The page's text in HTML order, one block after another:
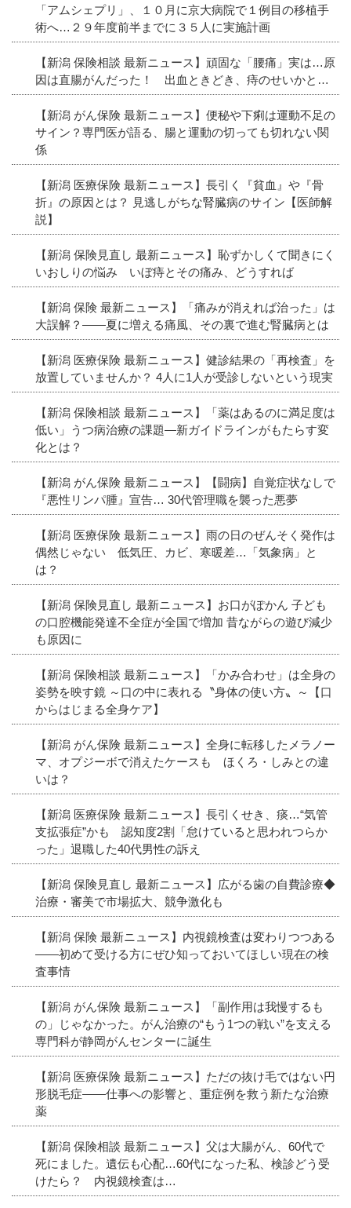
「アムシェプリ」、１０月に京大病院で１例目の移植手
術へ…２９年度前半までに３５人に実施計画
【新潟 保険相談 最新ニュース】頑固な「腰痛」実は…原
因は直腸がんだった！ 出血ときどき、痔のせいかと…
【新潟 がん保険 最新ニュース】便秘や下痢は運動不足の
サイン？専門医が語る、腸と運動の切っても切れない関
係
【新潟 医療保険 最新ニュース】長引く『貧血』や『骨
折』の原因とは？ 見逃しがちな腎臓病のサイン【医師解
説】
【新潟 保険見直し 最新ニュース】恥ずかしくて聞きにく
いおしりの悩み いぼ痔とその痛み、どうすれば
【新潟 保険 最新ニュース】「痛みが消えれば治った」は
大誤解？――夏に増える痛風、その裏で進む腎臓病とは
【新潟 医療保険 最新ニュース】健診結果の「再検査」を
放置していませんか？ 4人に1人が受診しないという現実
【新潟 保険相談 最新ニュース】「薬はあるのに満足度は
低い」うつ病治療の課題―新ガイドラインがもたらす変
化とは？
【新潟 がん保険 最新ニュース】【闘病】自覚症状なしで
『悪性リンパ腫』宣告… 30代管理職を襲った悪夢
【新潟 医療保険 最新ニュース】雨の日のぜんそく発作は
偶然じゃない 低気圧、カビ、寒暖差…「気象病」と
は？
【新潟 保険見直し 最新ニュース】お口がぽかん 子ども
の口腔機能発達不全症が全国で増加 昔ながらの遊び減少
も原因に
【新潟 保険相談 最新ニュース】「かみ合わせ」は全身の
姿勢を映す鏡 ～口の中に表れる〝身体の使い方〟～【口
からはじまる全身ケア】
【新潟 がん保険 最新ニュース】全身に転移したメラノー
マ、オプジーボで消えたケースも ほくろ・しみとの違
いは？
【新潟 医療保険 最新ニュース】長引くせき、痰…“気管
支拡張症”かも 認知度2割「怠けていると思われつらか
った」退職した40代男性の訴え
【新潟 保険見直し 最新ニュース】広がる歯の自費診療◆
治療・審美で市場拡大、競争激化も
【新潟 保険 最新ニュース】内視鏡検査は変わりつつある
――初めて受ける方にぜひ知っておいてほしい現在の検
査事情
【新潟 がん保険 最新ニュース】「副作用は我慢するも
の」じゃなかった。がん治療の“もう1つの戦い”を支える
専門科が静岡がんセンターに誕生
【新潟 医療保険 最新ニュース】ただの抜け毛ではない円
形脱毛症――仕事への影響と、重症例を救う新たな治療
薬
【新潟 保険相談 最新ニュース】父は大腸がん、60代で
死にました。遺伝も心配…60代になった私、検診どう受
けたら？ 内視鏡検査は…